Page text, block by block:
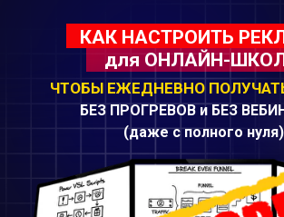
БЕЗ ПРОГРЕВОВ и БЕЗ
(даже с полного нуля)
КАК НАСТРОИТЬ
для ОНЛАЙН-
ЧТОБЫ ЕЖЕДНЕВНО